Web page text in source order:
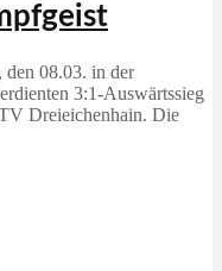
den 08.03. in der
3:1‑Auswärtssieg
Dreieichenhain. Die